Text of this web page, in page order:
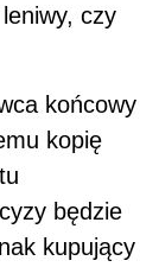
czy
końcowy
kopię
będzie
kupujący